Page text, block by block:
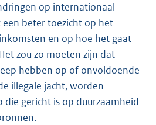
op internationaal
beter toezicht op het
en op hoe het gaat
zou zo moeten zijn dat
hebben op of onvoldoende
illegale jacht, worden
die gericht is op duurzaamheid